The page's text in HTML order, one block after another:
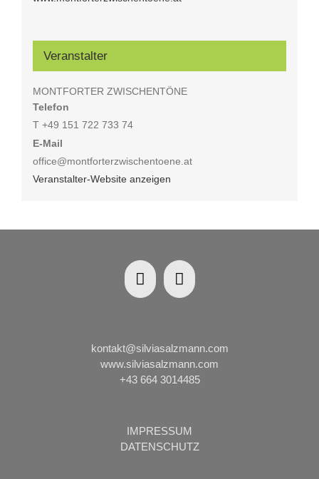
Veranstalter
MONTFORTER ZWISCHENTÖNE
Telefon
T +49 151 722 733 74
E-Mail
office@montforterzwischentoene.at
Veranstalter-Website anzeigen
kontakt@silviasalzmann.com
www.silviasalzmann.com
+43 664 3014485
IMPRESSUM
DATENSCHUTZ